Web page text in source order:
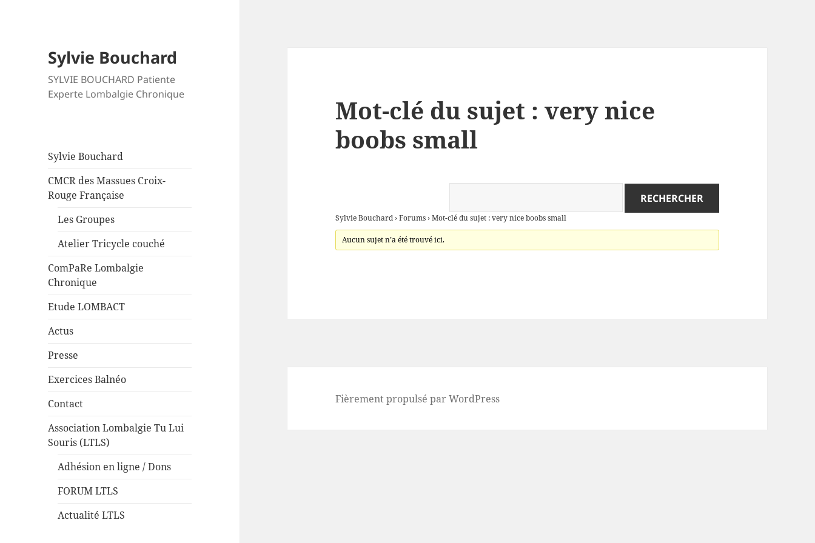
Sylvie Bouchard
SYLVIE BOUCHARD Patiente
Experte Lombalgie Chronique
Sylvie Bouchard
CMCR des Massues Croix-
Rouge Française
Les Groupes
Atelier Tricycle couché
ComPaRe Lombalgie
Chronique
Etude LOMBACT
Actus
Presse
Exercices Balnéo
Contact
Association Lombalgie Tu Lui
Souris (LTLS)
Adhésion en ligne / Dons
FORUM LTLS
Actualité LTLS
Mot-clé du sujet : very nice
boobs small
Sylvie Bouchard ›Forums ›Mot-clé du sujet : very nice boobs small
Aucun sujet n’a été trouvé ici.
Fièrement propulsé par WordPress